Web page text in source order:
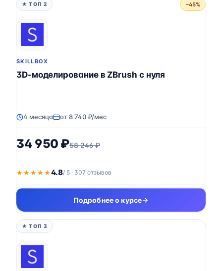
★ ТОП 2 −45%
SKILLBOX
3D-моделирование в ZBrush с нуля
4 месяца от 8 740 ₽/мес
34 950 ₽58 246 ₽
★★★★★
★★★★★4.8/ 5 · 307 отзывов
Подробнее о курсе
★ ТОП 3